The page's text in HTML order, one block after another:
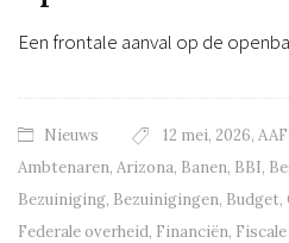
Een frontale aanval op de
Nieuws 12 mei, 2026,
Ambtenaren, Arizona, Banen, BBI,
Bezuiniging, Bezuinigingen, Budget,
Federale overheid, Financiën,